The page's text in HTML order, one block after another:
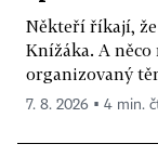
Někteří říkají,
Knížáka. A
organizovaný
7. 8. 2026 ▪ 4 min.